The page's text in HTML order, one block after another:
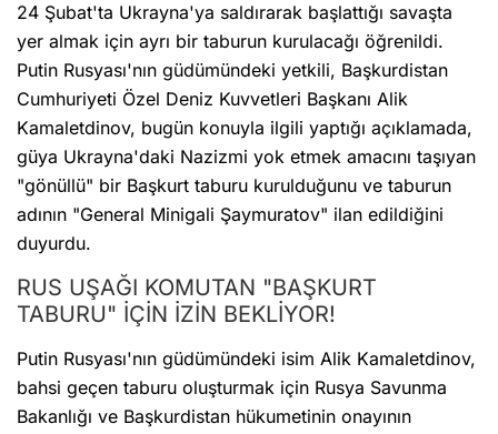
24 Şubat'ta Ukrayna'ya saldırarak başlattığı savaşta
yer almak için ayrı bir taburun kurulacağı öğrenildi.
Putin Rusyası'nın güdümündeki yetkili, Başkurdistan
Cumhuriyeti Özel Deniz Kuvvetleri Başkanı Alik
Kamaletdinov, bugün konuyla ilgili yaptığı açıklamada,
güya Ukrayna'daki Nazizmi yok etmek amacını taşıyan
"gönüllü" bir Başkurt taburu kurulduğunu ve taburun
adının "General Minigali Şaymuratov" ilan edildiğini
duyurdu.
RUS UŞAĞI KOMUTAN "BAŞKURT
TABURU" İÇİN İZİN BEKLİYOR!
Putin Rusyası'nın güdümündeki isim Alik Kamaletdinov,
bahsi geçen taburu oluşturmak için Rusya Savunma
Bakanlığı ve Başkurdistan hükumetinin onayının